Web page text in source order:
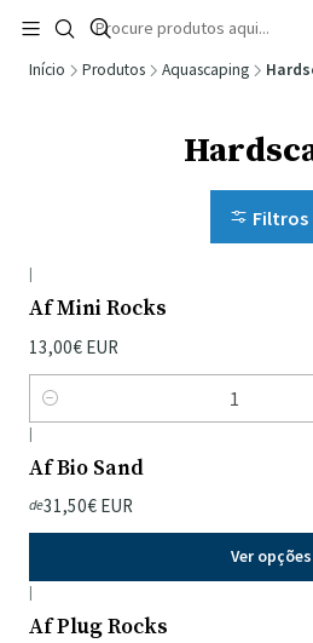
🚚 Portugal Continental: Portes Grátis desde
Ler mais
Início Produtos Aquascaping
Filtros
|
Af Mini Rocks
13,00€ EUR
Quantidade
|
Af Bio Sand
de31,50€ EUR
Ver opções
|
Af Plug Rocks